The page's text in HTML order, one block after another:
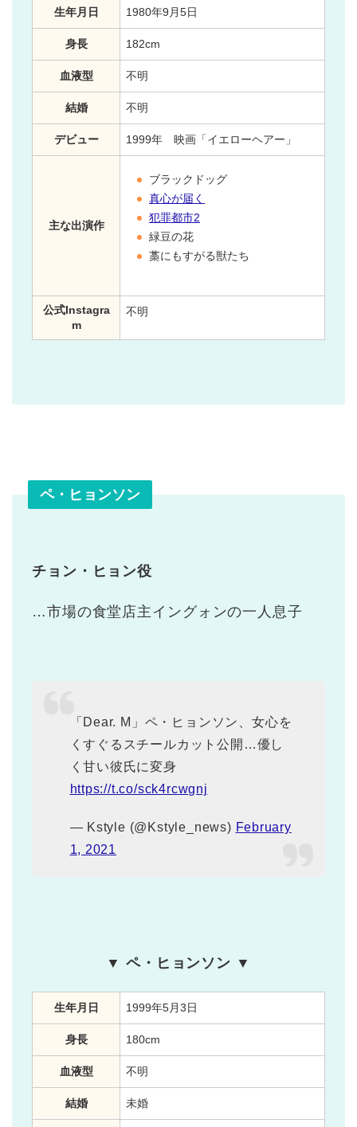
生年月日 1980年9月5日
身長 182cm
血液型 不明
結婚 不明
デビュー 1999年 映画「イエローヘアー」
主な出演作
ブラックドッグ
真心が届く
犯罪都市2
緑豆の花
藁にもすがる獣たち
公式Instagra
m
不明
ペ・ヒョンソン
チョン・ヒョン役
…市場の食堂店主イングォンの一人息子
「Dear. M」ペ・ヒョンソン、女心を
くすぐるスチールカット公開…優し
く甘い彼氏に変身
https://t.co/sck4rcwgnj
— Kstyle (@Kstyle_news) February
1, 2021
▼ ペ・ヒョンソン ▼
生年月日 1999年5月3日
身長 180cm
血液型 不明
結婚 未婚